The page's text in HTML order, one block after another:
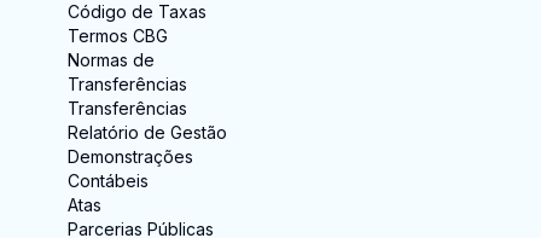
Código de Taxas
Termos CBG
Normas de
Transferências
Transferências
Relatório de Gestão
Demonstrações
Contábeis
Atas
Parcerias Públicas